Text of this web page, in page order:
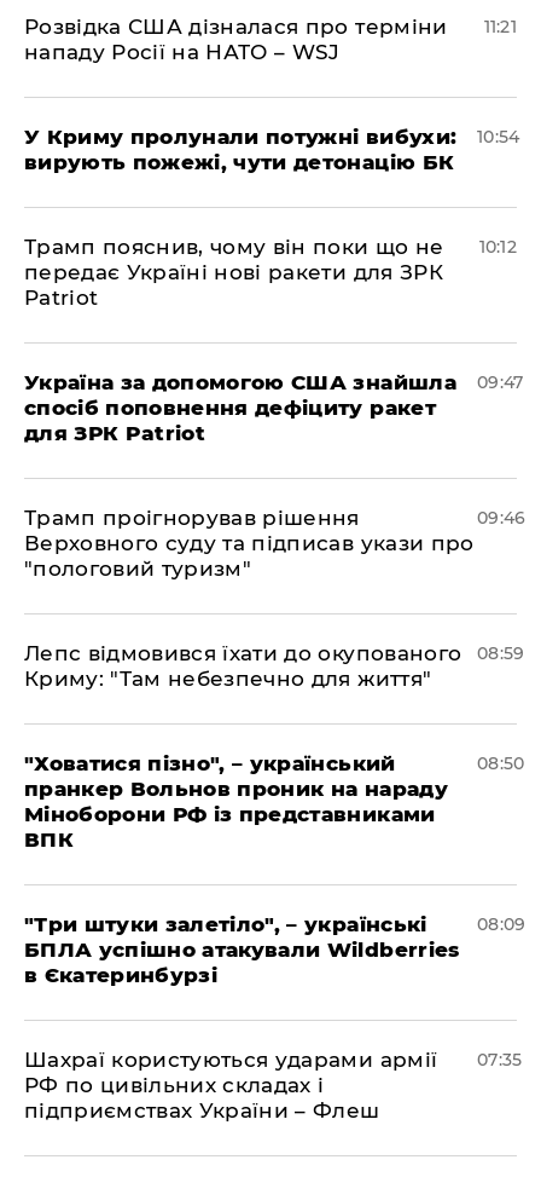
Розвідка США дізналася про терміни
нападу Росії на НАТО – WSJ
11:21
У Криму пролунали потужні вибухи:
вирують пожежі, чути детонацію БК
10:54
Трамп пояснив, чому він поки що не
передає Україні нові ракети для ЗРК
Patriot
10:12
Україна за допомогою США знайшла
спосіб поповнення дефіциту ракет
для ЗРК Patriot
09:47
Трамп проігнорував рішення
Верховного суду та підписав укази про
"пологовий туризм"
09:46
Лепс відмовився їхати до окупованого
Криму: "Там небезпечно для життя"
08:59
"Ховатися пізно", – український
пранкер Вольнов проник на нараду
Міноборони РФ із представниками
ВПК
08:50
"Три штуки залетіло", – українські
БПЛА успішно атакували Wildberries
в Єкатеринбурзі
08:09
Шахраї користуються ударами армії
РФ по цивільних складах і
підприємствах України – Флеш
07:35